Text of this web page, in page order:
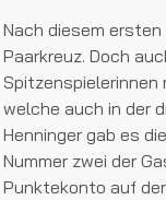
Nach diesem
Paarkreuz. Doch
Spitzenspielerinnen
welche auch in der
Henninger gab es
Nummer zwei der
Punktekonto auf